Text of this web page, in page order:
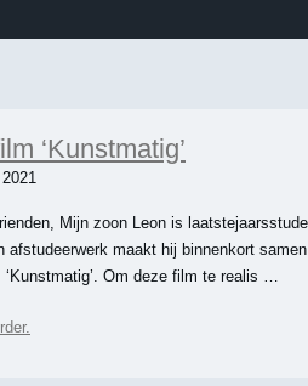
‘Kunstmatig’
Mijn zoon Leon is
afstudeerwerk maakt hij binnenkort
‘Kunstmatig’. Om deze film te realis …